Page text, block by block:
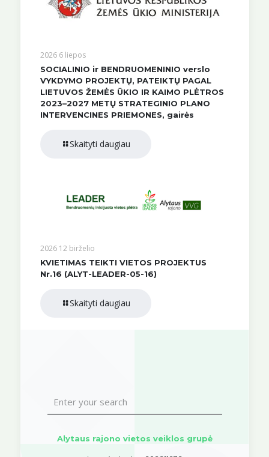
2026 6 liepos
SOCIALINIO ir BENDRUOMENINIO verslo
VYKDYMO PROJEKTŲ, PATEIKTŲ PAGAL
LIETUVOS ŽEMĖS ŪKIO IR KAIMO PLĖTROS
2023–2027 METŲ STRATEGINIO PLANO
INTERVENCINES PRIEMONES, gairės
Skaityti daugiau
2026 12 birželio
KVIETIMAS TEIKTI VIETOS PROJEKTUS
Nr.16 (ALYT-LEADER-05-16)
Skaityti daugiau
Alytaus rajono vietos veiklos grupė